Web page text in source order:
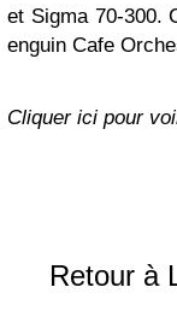
et Sigma 70-300.
enguin Cafe
Cliquer ici pour
Retour à